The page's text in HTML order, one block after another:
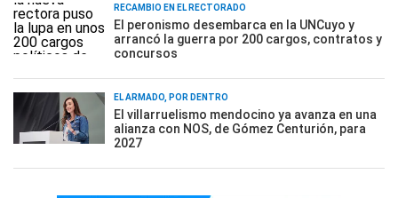
RECAMBIO EN EL RECTORADO
El peronismo desembarca en la UNCuyo y
arrancó la guerra por 200 cargos, contratos y
concursos
EL ARMADO, POR DENTRO
El villarruelismo mendocino ya avanza en una
alianza con NOS, de Gómez Centurión, para
2027